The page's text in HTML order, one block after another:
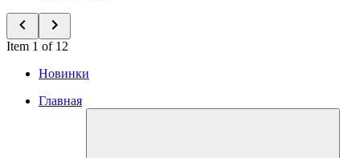
Item 1 of 12
Новинки
Главная